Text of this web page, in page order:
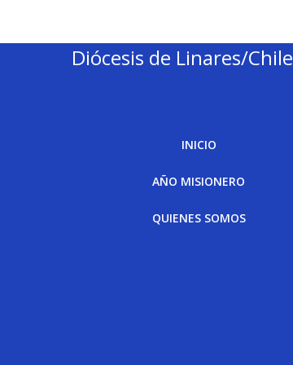
Diócesis de Linares/Chile
INICIO
AÑO MISIONERO
QUIENES SOMOS